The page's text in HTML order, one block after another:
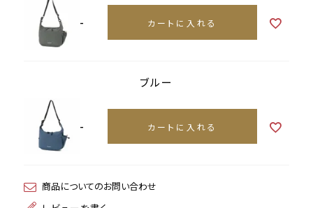
- カートに入れる
ブルー
- カートに入れる
商品についてのお問い合わせ